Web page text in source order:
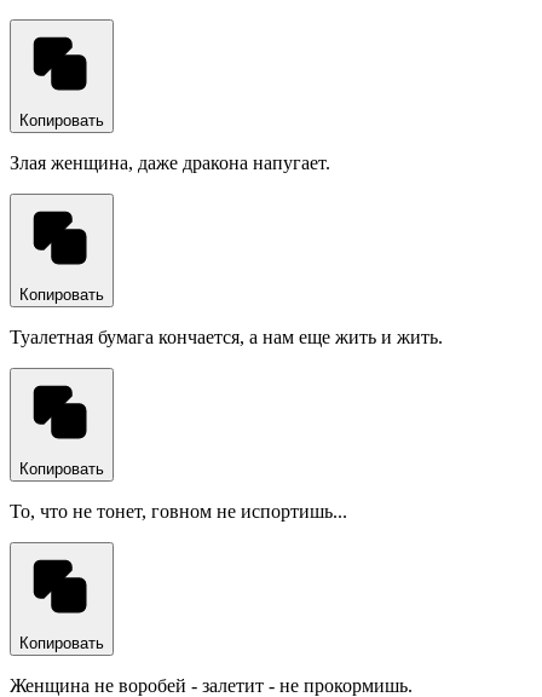
Копировать
Злая женщина, даже дракона напугает.
Копировать
Туалетная бумага кончается, а нам еще жить и жить.
Копировать
То, что не тонет, говном не испортишь...
Копировать
Женщина не воробей - залетит - не прокормишь.